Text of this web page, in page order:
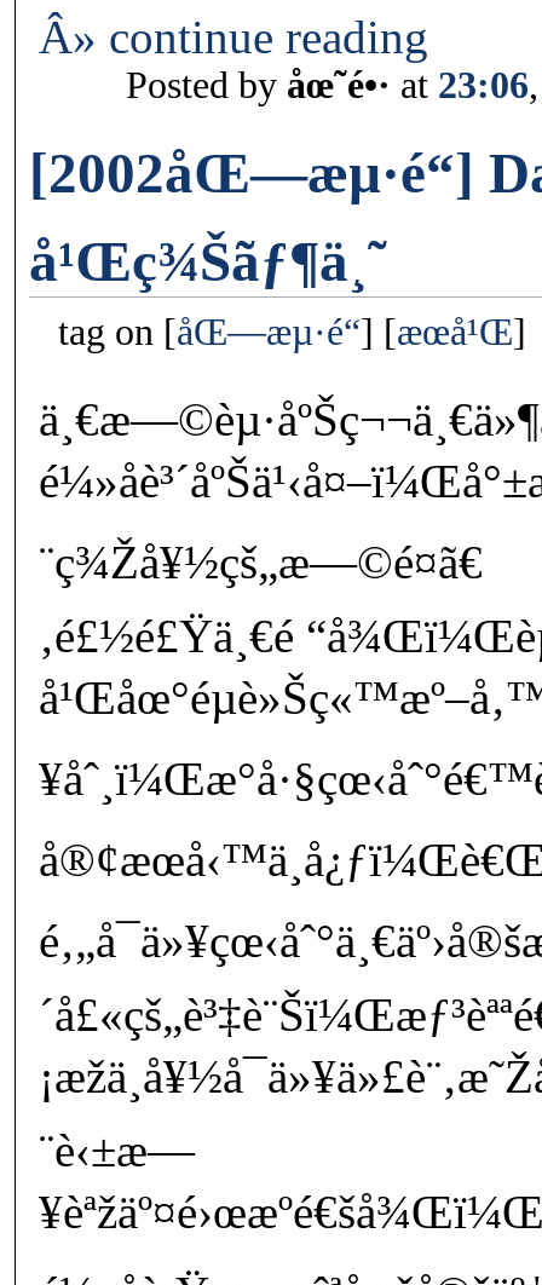
Â» continue reading
Posted by åœ˜é•· at 23:06
[2002åŒ—æµ·é“]
å¹Œç¾Šãƒ¶ä¸˜
tag on åŒ—æµ·é“ æœ­å¹Œ
¨ç¾Žå¥½çš„æ—©é¤ã€
‚é£½é£Ÿä¸€é
¨è‹±æ—